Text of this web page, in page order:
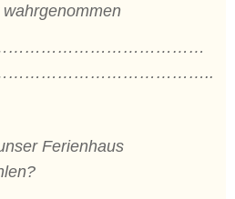
Ferienhaus